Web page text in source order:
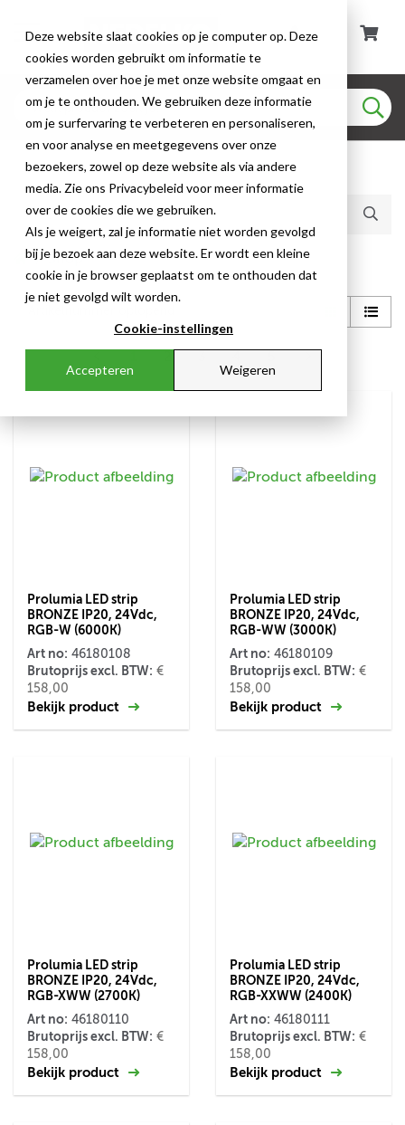
Deze website slaat cookies op je computer op. Deze
cookies worden gebruikt om informatie te
verzamelen over hoe je met onze website omgaat en
om je te onthouden. We gebruiken deze informatie
om je surfervaring te verbeteren en personaliseren,
en voor analyse en meetgegevens over onze
bezoekers, zowel op deze website als via andere
media. Zie ons Privacybeleid voor meer informatie
over de cookies die we gebruiken.
Als je weigert, zal je informatie niet worden gevolgd
bij je bezoek aan deze website. Er wordt een kleine
cookie in je browser geplaatst om te onthouden dat
je niet gevolgd wilt worden.
Cookie-instellingen
Accepteren Weigeren
Huidige producten (71)
Shop
Prolumia LED strip
BRONZE IP20, 24Vdc,
RGB-W (6000K)
Art no: 46180108
Brutoprijs excl. BTW: €
158,00
Bekijk product
Prolumia LED strip
BRONZE IP20, 24Vdc,
RGB-WW (3000K)
Art no: 46180109
Brutoprijs excl. BTW: €
158,00
Bekijk product
Prolumia LED strip
BRONZE IP20, 24Vdc,
RGB-XWW (2700K)
Art no: 46180110
Brutoprijs excl. BTW: €
158,00
Bekijk product
Prolumia LED strip
BRONZE IP20, 24Vdc,
RGB-XXWW (2400K)
Art no: 46180111
Brutoprijs excl. BTW: €
158,00
Bekijk product